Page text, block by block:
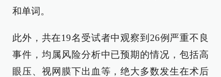
和单词。
此外，共在19名受试者中观察到26例严重不良
事件，均属风险分析中已预期的情况，包括高
眼压、视网膜下出血等，绝大多数发生在术后